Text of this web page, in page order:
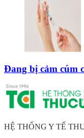
Đang bị cảm cúm
HỆ THỐNG Y TẾ